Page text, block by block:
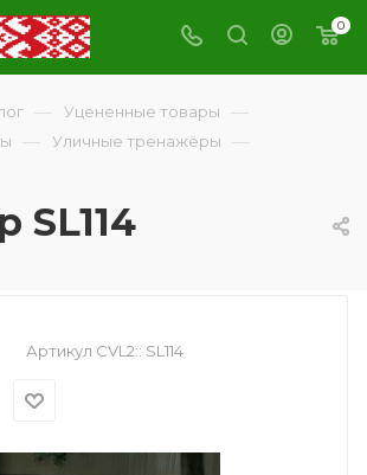
0
— Уцененные товары —
— Уличные тренажёры —
SL114
Артикул CVL2:: SL114